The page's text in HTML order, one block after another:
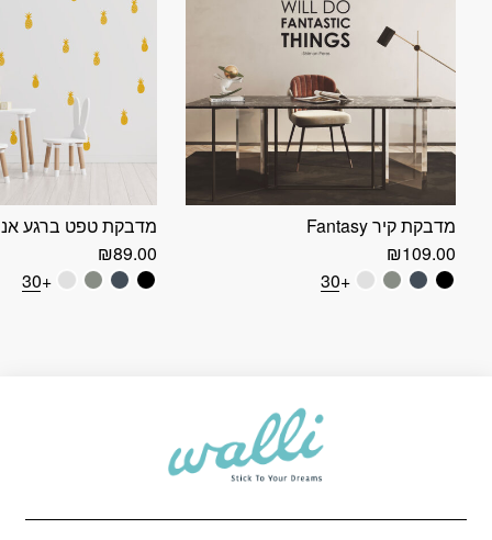
מדבקת קיר Fantasy
₪109.00
+30
מדבקת טפט ברגע
₪89.00
+30